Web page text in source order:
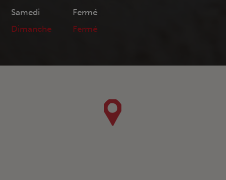
Samedi
Fermé
Dimanche
Fermé